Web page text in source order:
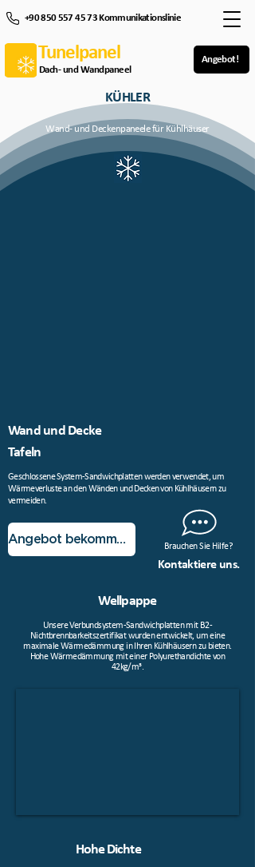
Tunelpanel
Dach- und Wandpaneel
Angebot!
+90 850 557 45 73 Kommunikationslinie
KÜHLER
Wand- und Deckenpaneele für Kühlhäuser
Wand und Decke
Tafeln
Geschlossene System-Sandwichplatten werden verwendet, um
Wärmeverluste an den Wänden und Decken von Kühlhäusern zu
vermeiden.
Angebot bekommen!
Brauchen Sie Hilfe?
Kontaktiere uns.
Wellpappe
Unsere Verbundsystem-Sandwichplatten mit B2-
Nichtbrennbarkeitszertifikat wurden entwickelt, um eine
maximale Wärmedämmung in Ihren Kühlhäusern zu bieten.
Hohe Wärmedämmung mit einer Polyurethandichte von
42kg/m³.
Hohe Dichte